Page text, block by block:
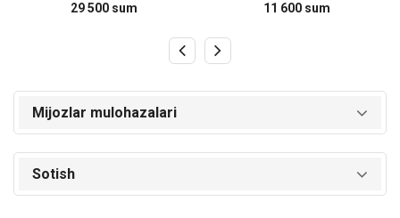
29 500 sum
11 600 sum
Mijozlar mulohazalari
Sotish